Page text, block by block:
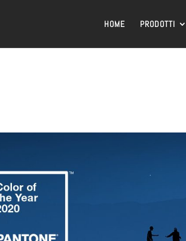
HOME PRODOTTI